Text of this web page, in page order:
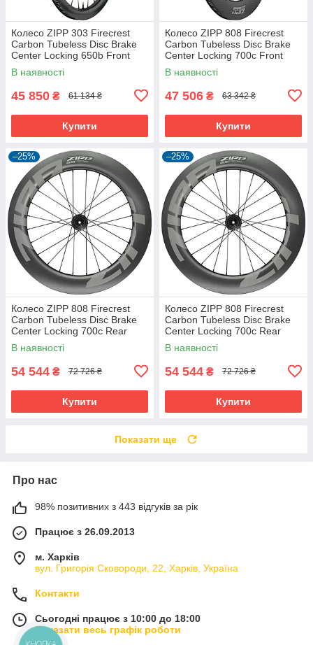
Колесо ZIPP 303 Firecrest
Carbon Tubeless Disc Brake
Center Locking 650b Front
24Spokes 12x100mm
Standard
В наявності
45 850 ₴ 61 134 ₴
Купити
Колесо ZIPP 808 Firecrest
Carbon Tubeless Disc Brake
Center Locking 700c Front
24Spokes 12x100mm
Standard
В наявності
47 506 ₴ 63 342 ₴
Купити
–25%
Колесо ZIPP 808 Firecrest
Carbon Tubeless Disc Brake
Center Locking 700c Rear
24Spokes SRКолесо ZIPP
10/11sp
В наявності
54 544 ₴ 72 726 ₴
Купити
–25%
Колесо ZIPP 808 Firecrest
Carbon Tubeless Disc Brake
Center Locking 700c Rear
24Spokes XDR 12x142mm
Standard
В наявності
54 544 ₴ 72 726 ₴
Купити
Показати ще
Про нас
98% позитивних з 443 відгуків за рік
Працює з 26.09.2013
м. Харків
вул. Григорія Сковороди, 22, Харків, Україна
Контакти
Сьогодні працює з 10:00 до 18:00
Показати весь графік роботи